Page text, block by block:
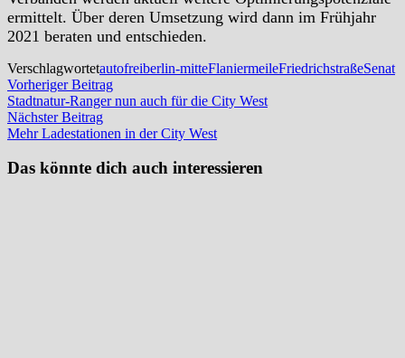
ermittelt. Über deren Umsetzung wird dann im Frühjahr
2021 beraten und entschieden.
Verschlagwortetautofreiberlin-mitteFlaniermeileFriedrichstraßeSenat
Beitragsnavigation
Vorheriger BeitragVorheriger
Beitrag:
Stadtnatur-Ranger nun auch für die City West
Nächster BeitragNächster
Beitrag:
Mehr Ladestationen in der City West
Das könnte dich auch interessieren